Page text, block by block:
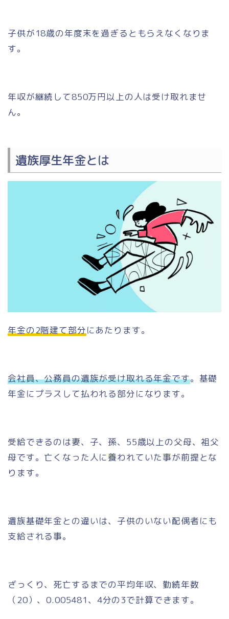
子供が18歳の年度末を過ぎるともらえなくなりま
す。
年収が継続して850万円以上の人は受け取れませ
ん。
遺族厚生年金とは
年金の2階建て部分にあたります。
会社員、公務員の遺族が受け取れる年金です。基礎
年金にプラスして払われる部分になります。
受給できるのは妻、子、孫、55歳以上の父母、祖父
母です。亡くなった人に養われていた事が前提とな
ります。
遺族基礎年金との違いは、 子供のいない配偶者にも
支給される事。
ざっくり、 死亡するまでの平均年収、勤続年数
（20）、0.005481 、 4分の3で計算できます。